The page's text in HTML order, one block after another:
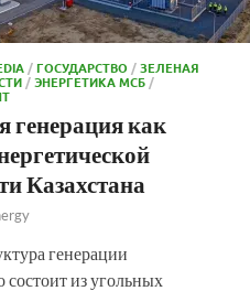
/ГОСУДАРСТВО /ЗЕЛЕНАЯ
/ЭНЕРГЕТИКА МСБ /
генерация как
Казахстана
генерации
из угольных